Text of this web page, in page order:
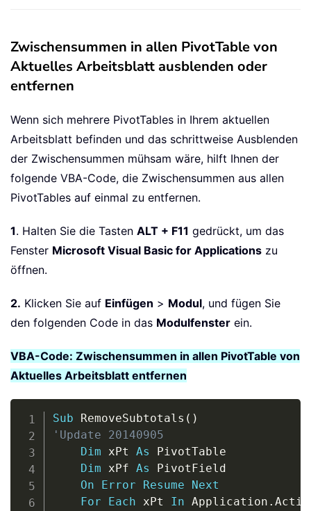
Zwischensummen in allen PivotTable von
Aktuelles Arbeitsblatt ausblenden oder
entfernen
Wenn sich mehrere PivotTables in Ihrem aktuellen
Arbeitsblatt befinden und das schrittweise Ausblenden
der Zwischensummen mühsam wäre, hilft Ihnen der
folgende VBA-Code, die Zwischensummen aus allen
PivotTables auf einmal zu entfernen.
1. Halten Sie die Tasten ALT + F11 gedrückt, um das
Fenster Microsoft Visual Basic for Applications zu
öffnen.
2. Klicken Sie auf Einfügen > Modul, und fügen Sie
den folgenden Code in das Modulfenster ein.
VBA-Code: Zwischensummen in allen PivotTable von
Aktuelles Arbeitsblatt entfernen
Sub RemoveSubtotals ( )
'Update 20140905
Dim xPt As PivotTable
Dim xPf As PivotField
On
Error Resume
Next
For
Each xPt In Application .